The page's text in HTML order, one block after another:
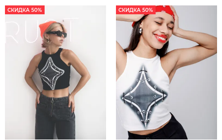
СКИДКА 50% СКИДКА 50%